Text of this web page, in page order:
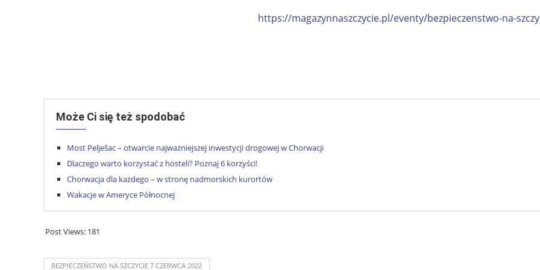
https://magazynnaszczycie.pl/eventy/bezpieczenstwo-na-
Może Ci się też spodobać
Most Pelješac – otwarcie najważniejszej inwestycji drogowej w Chorwacji
Dlaczego warto korzystać z hosteli? Poznaj 6 korzyści!
Chorwacja dla każdego – w stronę nadmorskich kurortów
Wakacje w Ameryce Północnej
Post Views: 181
BEZPIECZEŃSTWO NA SZCZYCIE 7 CZERWCA 2022